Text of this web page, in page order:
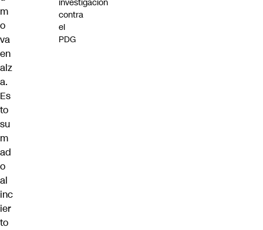
m
o
va
en
alz
a.
Es
to
su
m
ad
o
al
inc
ier
to
investigación
contra
el
PDG